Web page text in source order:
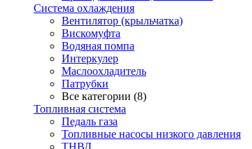
Система охлаждения
Вентилятор (крыльчатка)
Вискомуфта
Водяная помпа
Интеркулер
Маслоохладитель
Патрубки
Все категории (8)
Топливная система
Педаль газа
Топливные насосы низкого давления
ТНВД